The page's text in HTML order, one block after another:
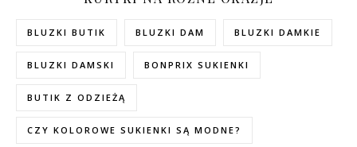
BLUZKI BUTIK BLUZKI DAM BLUZKI DAMKIE
BLUZKI DAMSKI BONPRIX SUKIENKI
BUTIK Z ODZIEŻĄ
CZY KOLOROWE SUKIENKI SĄ MODNE?